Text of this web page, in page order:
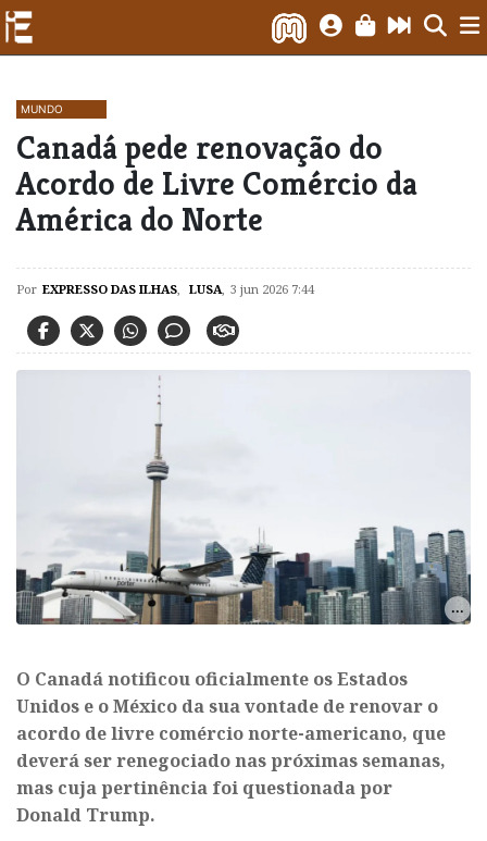
MUNDO
Canadá pede renovação do
Acordo de Livre Comércio da
América do Norte
Por EXPRESSO DAS ILHAS, LUSA, 3 jun 2026 7:44
O Canadá notificou oficialmente os Estados
Unidos e o México da sua vontade de renovar o
acordo de livre comércio norte-americano, que
deverá ser renegociado nas próximas semanas,
mas cuja pertinência foi questionada por
Donald Trump.